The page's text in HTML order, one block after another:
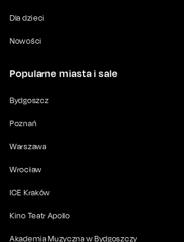
Dla dzieci
Nowości
Popularne miasta i sale
Bydgoszcz
Poznań
Warszawa
Wrocław
ICE Kraków
Kino Teatr Apollo
Akademia Muzyczna w Bydgoszczy